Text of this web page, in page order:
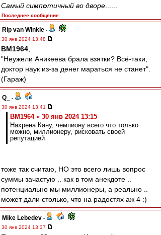
Самый симпотичный во дворе
Последнее сообщение
Rip van Winkle -
30 янв 2024 13:48
BM1964
"Неужели Аникеева брала взятки? Всё-таки,
доктор наук из-за денег мараться не станет".
(Гараж)
Q_
-
30 янв 2024 13:41
BM1964 » 30 янв 2024 13:15
Нахрена Кану, чемпиону всего что только
можно, миллионеру, рисковать своей
репутацией
тоже так считаю, НО это всего лишь вопрос
суммы зачастую .. как в том анекдоте ..
потенциально мы миллионеры, а реально ..
может дали столько, что на радостях аж 4 :)
Mike Lebedev -
30 янв 2024 13:37